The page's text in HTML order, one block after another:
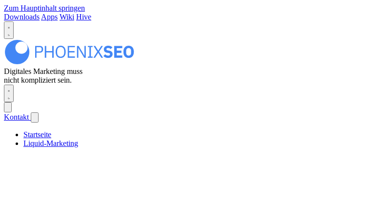
Zum Hauptinhalt springen
Downloads Apps Wiki Hive
Digitales Marketing muss
nicht kompliziert sein.
Kontakt
Startseite
Liquid-Marketing